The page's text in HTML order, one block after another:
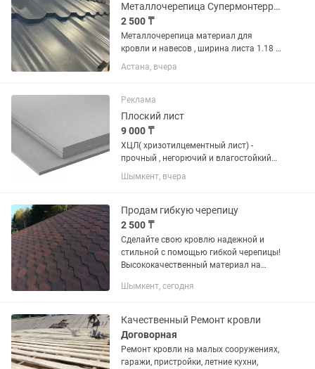
Металлочерепица Супермонтеррей
2 500 ₸
Металлочерепица материал для
кровли и навесов , ширина листа 1.18 ,
длина делается индивидуально под
кровлю каждого клиента !
Россия , Китай и Корея !
Астана, вчера
Реклама
Плоский лист
9 000 ₸
ХЦЛ( хризотилцементный лист) -
прочный , негорючий и влагостойкий
строительный материал! Фасад,
кровля, перегородки
Шымкент, вчера
Продам гибкую черепицу
2 500 ₸
Сделайте свою кровлю надежной и
стильной с помощью гибкой черепицы!
Высококачественный материал на
битума обеспечивает защиту кровли
Шымкент, сегодня
Качественный Ремонт кровли
Договорная
Ремонт кровли на малых сооружениях,
гаражи, пристройки, летние кухни,